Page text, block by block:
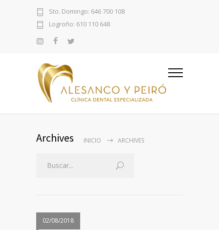
Sto. Domingo: 646 700 108
Logroño: 610 110 648
Archives INICIO ARCHIVES
02/08/2018